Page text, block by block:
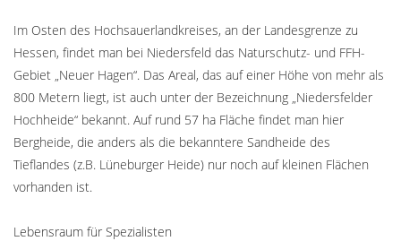
Im Osten des Hochsauerlandkreises, an der Landesgrenze zu
Hessen, findet man bei Niedersfeld das Naturschutz- und FFH-
Gebiet „Neuer Hagen“. Das Areal, das auf einer Höhe von mehr als
800 Metern liegt, ist auch unter der Bezeichnung „Niedersfelder
Hochheide“ bekannt. Auf rund 57 ha Fläche findet man hier
Bergheide, die anders als die bekanntere Sandheide des
Tieflandes (z.B. Lüneburger Heide) nur noch auf kleinen Flächen
vorhanden ist.
Lebensraum für Spezialisten